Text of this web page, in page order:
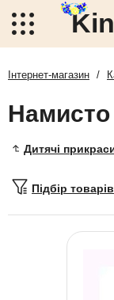
Інтернет-магазин /
Намисто
Дитячі
Підбір товарів